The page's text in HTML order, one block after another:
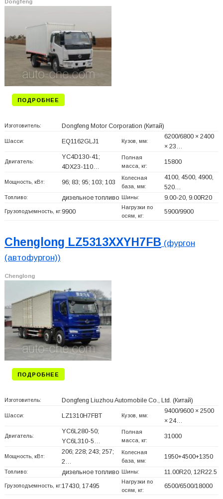
Dongfeng
ПОДРОБНЕЕ
Изготовитель: Dongfeng Motor Corporation (Китай)
Шасси: EQ1162GLJ1 Кузов, мм:
6200/6800 × 2400
× 23…
Двигатель:
YC4D130-41;
4DX23-110…
Полная
масса, кг:
15800
Мощность, кВт: 96; 83; 95; 103; 103
Колесная
база, мм:
4100, 4500, 4900,
520…
Топливо: дизельное топливо Шины: 9.00-20, 9.00R20
Грузоподъемность, кг:9900
Нагрузки по
осям, кг:
5900/9900
Chenglong LZ5313XXYH7FB (фургон
(автофургон))
Chenglong
ПОДРОБНЕЕ
Изготовитель: Dongfeng Liuzhou Automobile Co., Ltd. (Китай)
Шасси: LZ1310H7FBT Кузов, мм:
9400/9600 × 2500
× 24…
Двигатель:
YC6L280-50;
YC6L310-5…
Полная
масса, кг:
31000
Мощность, кВт:
206; 228; 243; 257;
2…
Колесная
база, мм:
1950+4500+1350
Топливо: дизельное топливо Шины: 11.00R20, 12R22.5
Грузоподъемность, кг:17430, 17495
Нагрузки по
осям, кг:
6500/6500/18000